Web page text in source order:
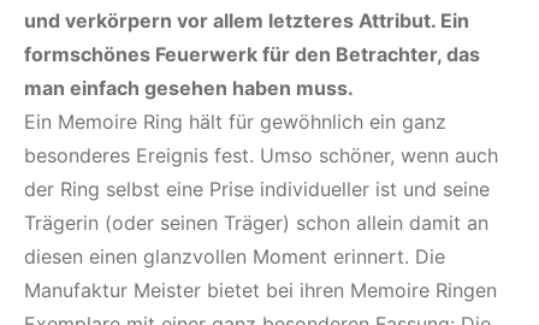
und verkörpern vor allem letzteres Attribut. Ein
formschönes Feuerwerk für den Betrachter, das
man einfach gesehen haben muss.
Ein Memoire Ring hält für gewöhnlich ein ganz
besonderes Ereignis fest. Umso schöner, wenn auch
der Ring selbst eine Prise individueller ist und seine
Trägerin (oder seinen Träger) schon allein damit an
diesen einen glanzvollen Moment erinnert. Die
Manufaktur Meister bietet bei ihren Memoire Ringen